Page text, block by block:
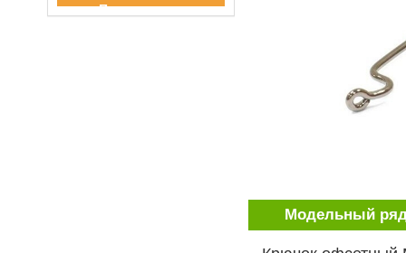
Модельный